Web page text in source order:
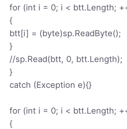
for (int i = 0; i < btt.Length;
{
btt[i] = (byte)sp.ReadByte();
}
//sp.Read(btt, 0, btt.Length);
}
catch (Exception e){}
for (int i = 0; i < btt.Length;
{